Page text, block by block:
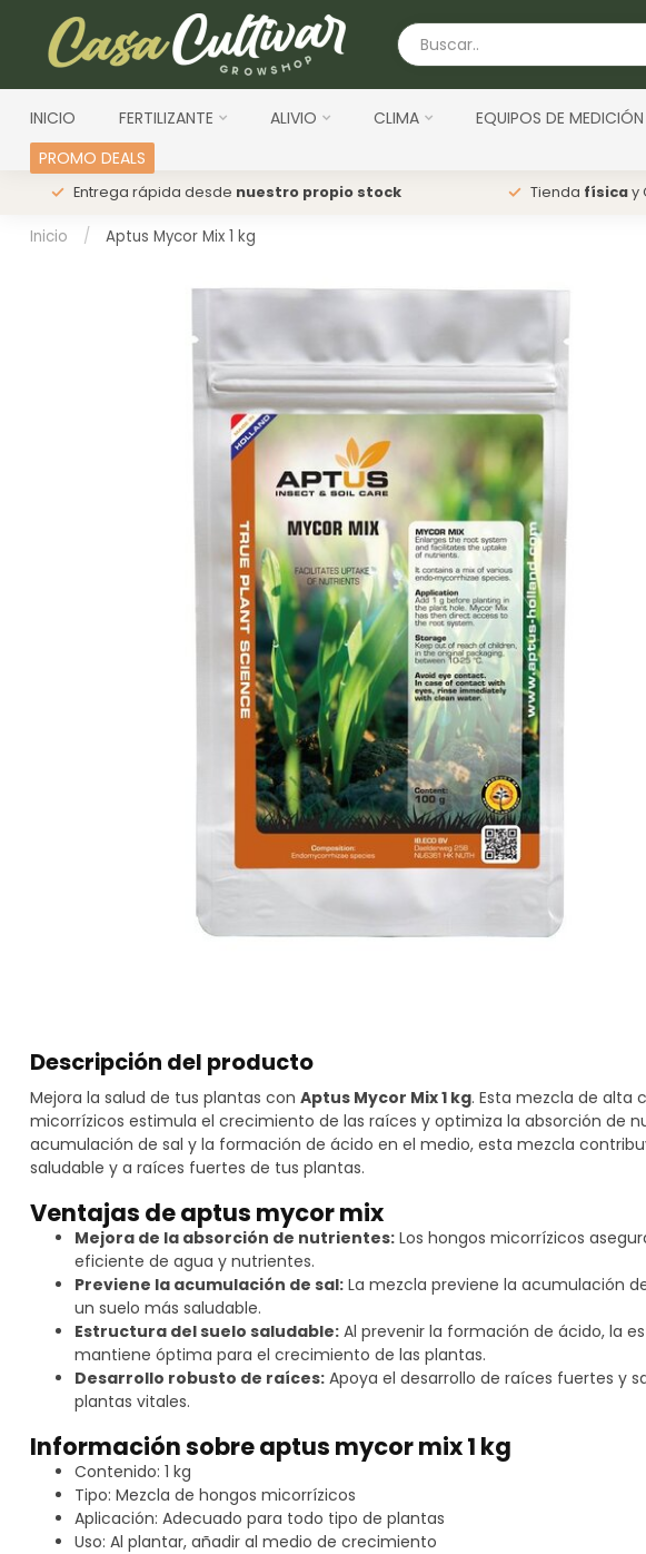
INICIO FERTILIZANTE ALIVIO CLIMA EQUIPOS DE MEDICIÓN
PROMO DEALS
Entrega rápida desde nuestro propio stock Tienda físicay
Inicio / Aptus Mycor Mix 1 kg
Descripción del producto
Mejora la salud de tus plantas con Aptus Mycor Mix 1 kg. Esta mezcla de alta
micorrízicos estimula el crecimiento de las raíces y optimiza la absorción de
acumulación de sal y la formación de ácido en el medio, esta mezcla
saludable y a raíces fuertes de tus plantas.
Ventajas de aptus mycor mix
Mejora de la absorción de nutrientes: Los hongos micorrízicos
eficiente de agua y nutrientes.
Previene la acumulación de sal: La mezcla previene la acumulación
un suelo más saludable.
Estructura del suelo saludable: Al prevenir la formación de ácido, la
mantiene óptima para el crecimiento de las plantas.
Desarrollo robusto de raíces: Apoya el desarrollo de raíces fuertes y
plantas vitales.
Información sobre aptus mycor mix 1 kg
Contenido: 1 kg
Tipo: Mezcla de hongos micorrízicos
Aplicación: Adecuado para todo tipo de plantas
Uso: Al plantar, añadir al medio de crecimiento